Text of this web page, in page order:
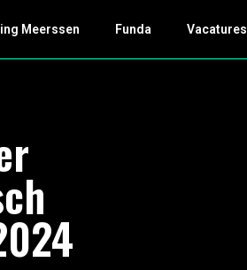
Meerssen Funda Vacatures